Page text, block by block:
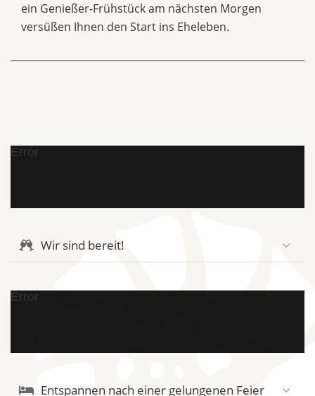
ein Genießer-Frühstück am nächsten Morgen
versüßen Ihnen den Start ins Eheleben.
Error
Wir sind bereit!
Error
Entspannen nach einer gelungenen Feier